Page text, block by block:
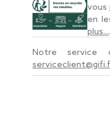
vous
en
plus....
Notre